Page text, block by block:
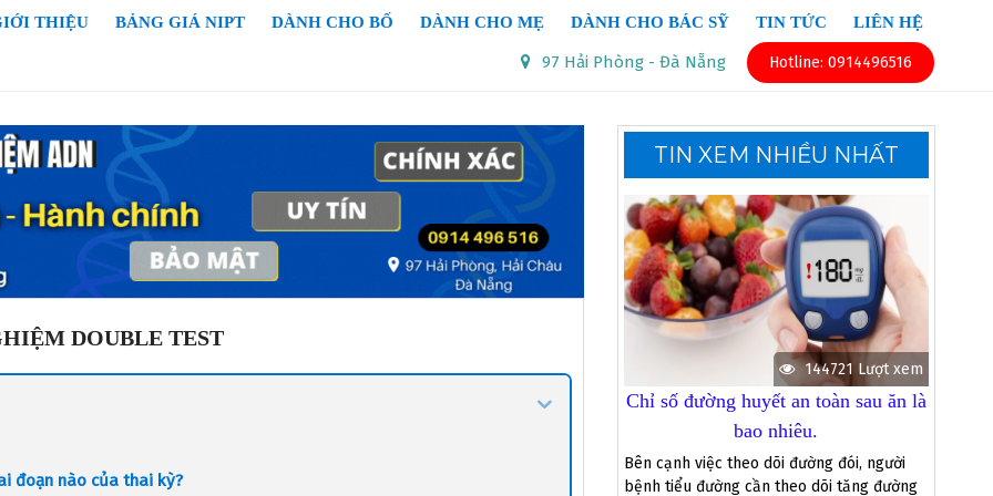
THIỆU BẢNG GIÁ NIPT DÀNH CHO BỐ DÀNH CHO MẸ DÀNH CHO BÁC SỸ TIN TỨC LIÊN HỆ
97 Hải Phòng - Đà Nẵng Hotline: 0914496516
DOUBLE TEST
đoạn nào của thai kỳ?
TIN XEM NHIỀU NHẤT
144721 Lượt xem
Chỉ số đường huyết an toàn sau ăn là
bao nhiêu.
Bên cạnh việc theo dõi đường đói, người
bệnh tiểu đường cần theo dõi tăng đường